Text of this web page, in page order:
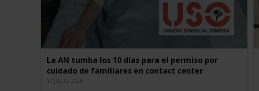
La AN tumba los 10 días para el permiso por
cuidado de familiares en contact center
17 JULIO, 2026